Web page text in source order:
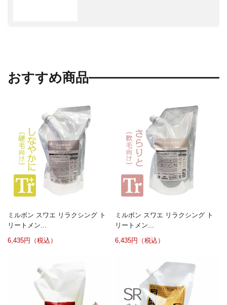
おすすめ商品
ミルボン スワエ リラクシング ト
リートメン...
6,435円（税込）
ミルボン スワエ リラクシング ト
リートメン...
6,435円（税込）